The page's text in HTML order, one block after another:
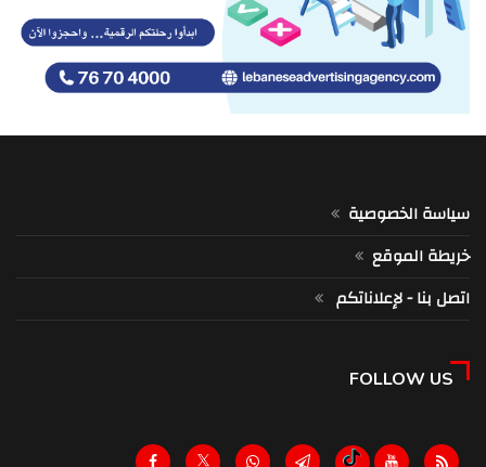
سياسة الخصوصية
خريطة الموقع
اتصل بنا - لإعلاناتكم
FOLLOW US